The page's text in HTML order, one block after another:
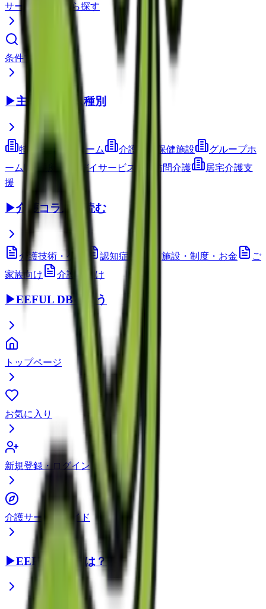
サービス種別から探す
条件で検索
▶主要サービス種別
特別養護老人ホーム 介護老人保健施設
グループホ
ーム
通所介護(デイサービス) 訪問介護
居宅介護支
援
▶介護コラムを読む
介護技術・ケア 認知症ケア 施設・制度・お金
ご
家族向け
介護職向け
▶EEFUL DBを使う
トップページ
お気に入り
新規登録・ログイン
介護サービスガイド
▶EEFUL DBとは？